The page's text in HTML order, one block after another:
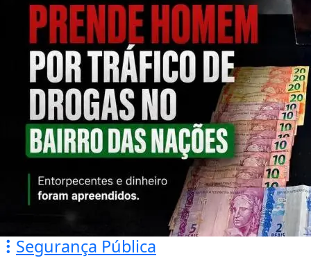
Segurança Pública